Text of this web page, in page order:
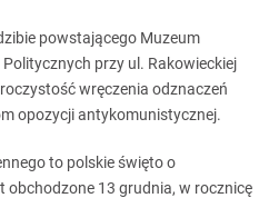
powstającego Muzeum
przy ul. Rakowieckiej
wręczenia odznaczeń
opozycji antykomunistycznej.
to polskie święto o
13 grudnia, w rocznicę